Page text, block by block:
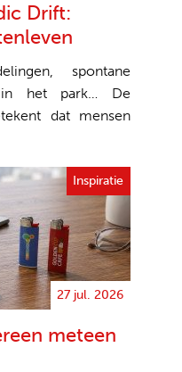
Drift:
spontane
in het park… De
dat mensen
Inspiratie
27 jul. 2026
meteen